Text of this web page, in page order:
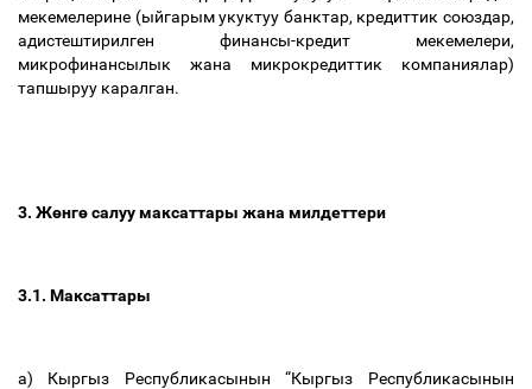
мекемелерине (ыйгарым укуктуу банктар, кредиттик союздар,
адистештирилген финансы-кредит мекемелери,
микрофинансылык жана микрокредиттик компаниялар)
тапшыруу каралган.
3. Жөнгөсалуу максаттары жана милдеттери
3.1. Максаттары
a) Кыргыз Республикасынын “Кыргыз Республикасынын